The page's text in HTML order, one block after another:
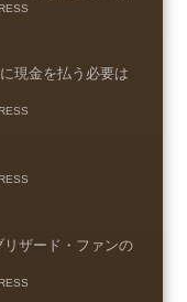
現金を払う必要は
ザード・ファンの